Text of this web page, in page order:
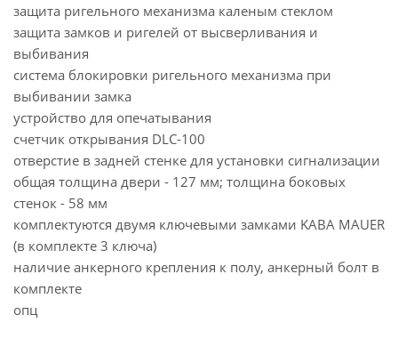
защита ригельного механизма каленым стеклом
защита замков и ригелей от высверливания и
выбивания
система блокировки ригельного механизма при
выбивании замка
устройство для опечатывания
счетчик открывания DLC-100
отверстие в задней стенке для установки сигнализации
общая толщина двери - 127 мм; толщина боковых
стенок - 58 мм
комплектуются двумя ключевыми замками KABA MAUER
(в комплекте 3 ключа)
наличие анкерного крепления к полу, анкерный болт в
комплекте
опц